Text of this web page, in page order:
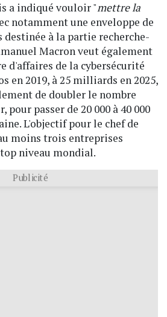
a indiqué vouloir "mettre la
notamment une enveloppe de
à la partie recherche-
Macron veut également
d'affaires de la cybersécurité
en 2019, à 25 milliards en 2025,
de doubler le nombre
pour passer de 20 000 à 40 000
L'objectif pour le chef de
moins trois entreprises
niveau mondial.
Publicité